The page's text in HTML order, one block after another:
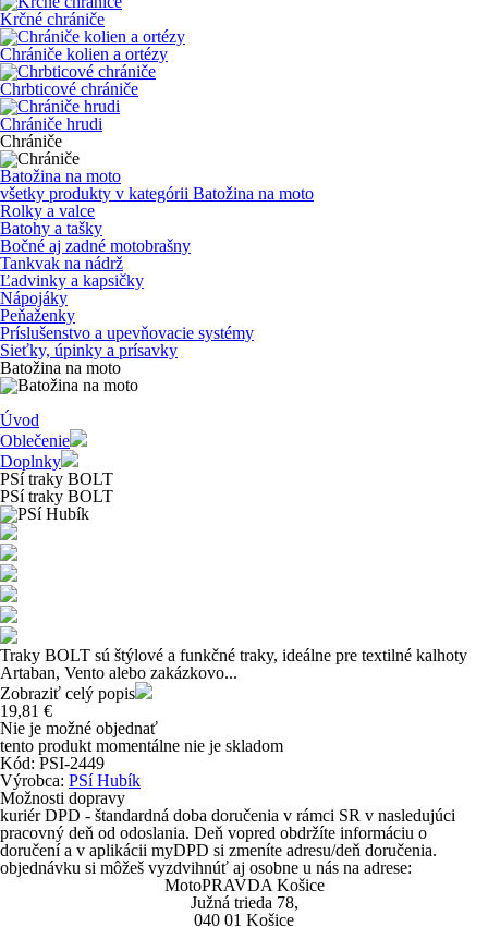
Krčné chrániče
Chrániče kolien a ortézy
Chrbticové chrániče
Chrániče hrudi
Chrániče
Batožina na moto
všetky produkty v kategórii Batožina na moto
Rolky a valce
Batohy a tašky
Bočné aj zadné motobrašny
Tankvak na nádrž
Ľadvinky a kapsičky
Nápojáky
Peňaženky
Príslušenstvo a upevňovacie systémy
Sieťky, úpinky a prísavky
Batožina na moto
Úvod
Oblečenie
Doplnky
PSí traky BOLT
PSí traky BOLT
Traky BOLT sú štýlové a funkčné traky, ideálne pre textilné kalhoty
Artaban, Vento alebo zakázkovo...
Zobraziť celý popis
19,81 €
Nie je možné objednať
tento produkt momentálne nie je skladom
Kód: PSI-2449
Výrobca: PSí Hubík
Možnosti dopravy
kuriér DPD - štandardná doba doručenia v rámci SR v nasledujúci
pracovný deň od odoslania. Deň vopred obdržíte informáciu o
doručení a v aplikácii myDPD si zmeníte adresu/deň doručenia.
objednávku si môžeš vyzdvihnúť aj osobne u nás na adrese:
MotoPRAVDA Košice
Južná trieda 78,
040 01 Košice